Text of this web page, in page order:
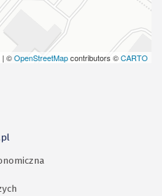
| ©OpenStreetMapcontributors ©CARTO